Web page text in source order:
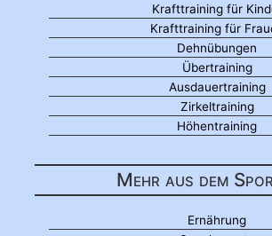
Krafttraining für
Krafttraining für
Dehnübungen
Übertraining
Ausdauertraining
Zirkeltraining
Höhentraining
Mehr aus dem
Ernährung